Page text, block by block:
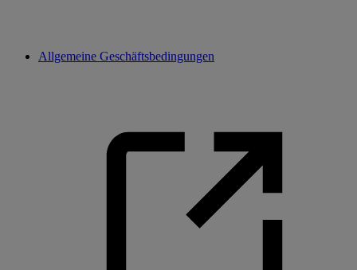
Allgemeine Geschäftsbedingungen